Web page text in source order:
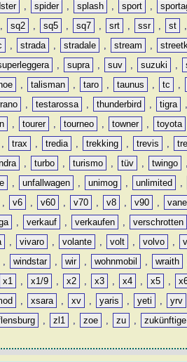
, spider , splash , sport ,
, sq2 , sq5 , sq7 , srt , ssr , st ,
, strada , stradale , stream ,
, supra , suv , suzuki ,
, talisman , taro , taunus , tc ,
, testarossa , thunderbird , tigra ,
, tourer , tourneo , towner , toyota
, trax , tredia , trekking , trevis ,
, turbo , turismo , tüv , twingo ,
, unfallwagen , unimog , unlimited ,
, v6 , v60 , v70 , v8 , v90 ,
, verkauf , verkaufen , verschrotten
, vivaro , volante , volt , volvo ,
, windstar , wir , wohnmobil , wraith
x1 , x1/9 , x2 , x3 , x4 , x5 ,
, xsara , xv , yaris , yeti , yrv
, zl1 , zoe , zu , zukünftige